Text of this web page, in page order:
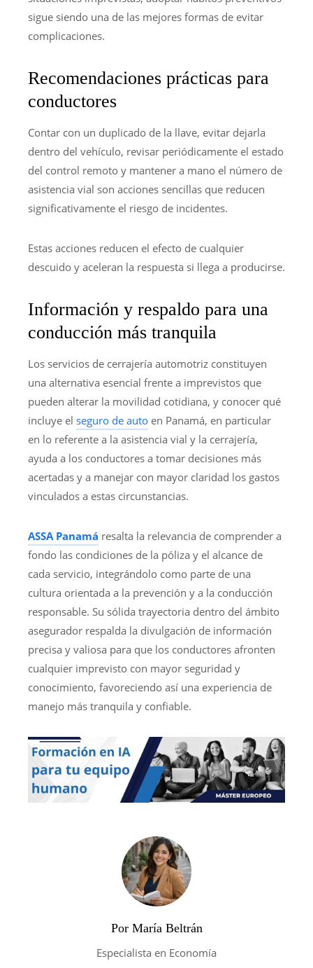
sigue siendo una de las mejores formas de evitar
complicaciones.
Recomendaciones prácticas para
conductores
Contar con un duplicado de la llave, evitar dejarla
dentro del vehículo, revisar periódicamente el estado
del control remoto y mantener a mano el número de
asistencia vial son acciones sencillas que reducen
significativamente el riesgo de incidentes.
Estas acciones reducen el efecto de cualquier
descuido y aceleran la respuesta si llega a producirse.
Información y respaldo para una
conducción más tranquila
Los servicios de cerrajería automotriz constituyen
una alternativa esencial frente a imprevistos que
pueden alterar la movilidad cotidiana, y conocer qué
incluye el seguro de auto en Panamá, en particular
en lo referente a la asistencia vial y la cerrajería,
ayuda a los conductores a tomar decisiones más
acertadas y a manejar con mayor claridad los gastos
vinculados a estas circunstancias.
ASSA Panamá resalta la relevancia de comprender a
fondo las condiciones de la póliza y el alcance de
cada servicio, integrándolo como parte de una
cultura orientada a la prevención y a la conducción
responsable. Su sólida trayectoria dentro del ámbito
asegurador respalda la divulgación de información
precisa y valiosa para que los conductores afronten
cualquier imprevisto con mayor seguridad y
conocimiento, favoreciendo así una experiencia de
manejo más tranquila y confiable.
Por María Beltrán
Especialista en Economía